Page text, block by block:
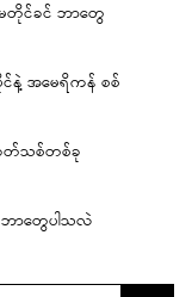
တိုင်ခင် ဘာတွေ
နဲ့ အမေရိကန် စစ်
တ်သစ်တစ်ခု
ဘာတွေပါသလဲ